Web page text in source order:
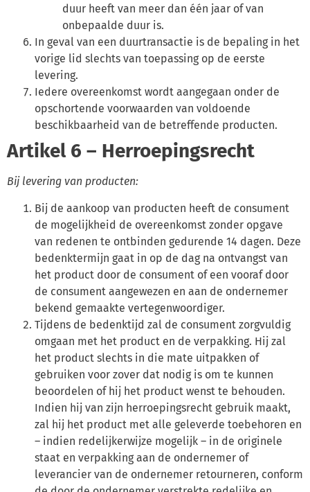
duur heeft van meer dan één jaar of van
onbepaalde duur is.
In geval van een duurtransactie is de bepaling in het
vorige lid slechts van toepassing op de eerste
levering.
Iedere overeenkomst wordt aangegaan onder de
opschortende voorwaarden van voldoende
beschikbaarheid van de betreffende producten.
Artikel 6 – Herroepingsrecht
Bij levering van producten:
Bij de aankoop van producten heeft de consument
de mogelijkheid de overeenkomst zonder opgave
van redenen te ontbinden gedurende 14 dagen. Deze
bedenktermijn gaat in op de dag na ontvangst van
het product door de consument of een vooraf door
de consument aangewezen en aan de ondernemer
bekend gemaakte vertegenwoordiger.
Tijdens de bedenktijd zal de consument zorgvuldig
omgaan met het product en de verpakking. Hij zal
het product slechts in die mate uitpakken of
gebruiken voor zover dat nodig is om te kunnen
beoordelen of hij het product wenst te behouden.
Indien hij van zijn herroepingsrecht gebruik maakt,
zal hij het product met alle geleverde toebehoren en
– indien redelijkerwijze mogelijk – in de originele
staat en verpakking aan de ondernemer of
leverancier van de ondernemer retourneren, conform